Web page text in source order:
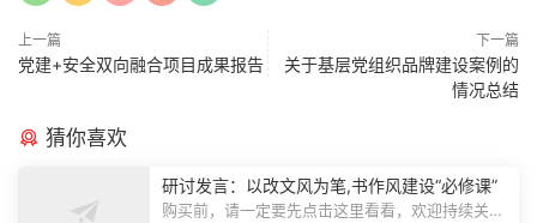
上一篇
党建+安全双向融合项目成果报告
下一篇
关于基层党组织品牌建设案例的
情况总结
猜你喜欢
研讨发言：以改文风为笔,书作风建设“必修课”
购买前，请一定要先点击这里看看，欢迎持续关